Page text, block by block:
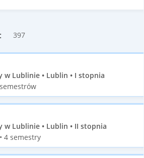
397
w Lublinie • Lublin • I stopnia
w Lublinie • Lublin • II stopnia
4 semestry